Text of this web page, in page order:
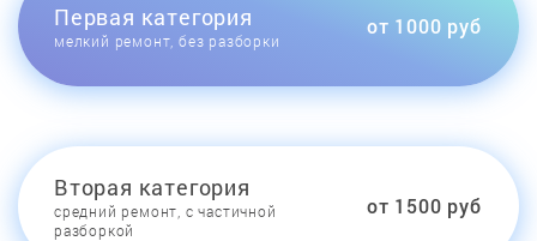
Первая категория
мелкий ремонт, без разборки
от 1000 руб
Вторая категория
средний ремонт, с частичной
разборкой
от 1500 руб